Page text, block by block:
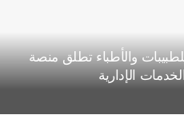
والأطباء تطلق منصة
الإدارية